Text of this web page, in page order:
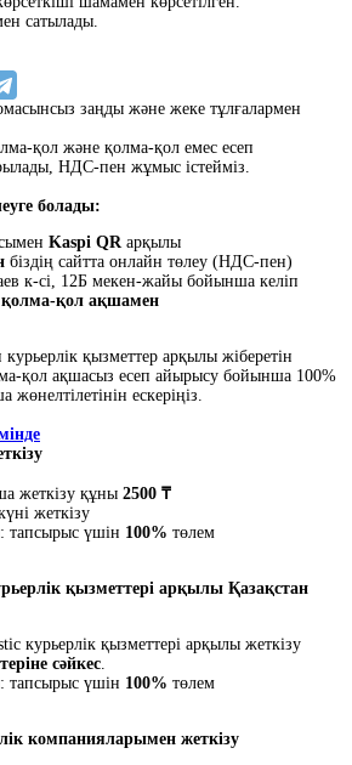
сатылады.
заңды және жеке тұлғалармен
қол және қолма-қол емес есеп
НДС-пен жұмыс істейміз.
болады:
Kaspi QRарқылы
біздің сайтта онлайн төлеу (НДС-пен)
к-сі, 12Б мекен-жайы бойынша келіп
қолма-қол ақшамен
қызметтер арқылы жіберетін
қол ақшасыз есеп айырысу бойынша 100%
ескеріңіз.
жеткізу құны 2500 ₸
жеткізу
тапсырыс үшін 100% төлем
қызметтері арқылы Қазақстан
курьерлік қызметтері арқылы жеткізу
сәйкес.
тапсырыс үшін 100% төлем
компанияларымен жеткізу